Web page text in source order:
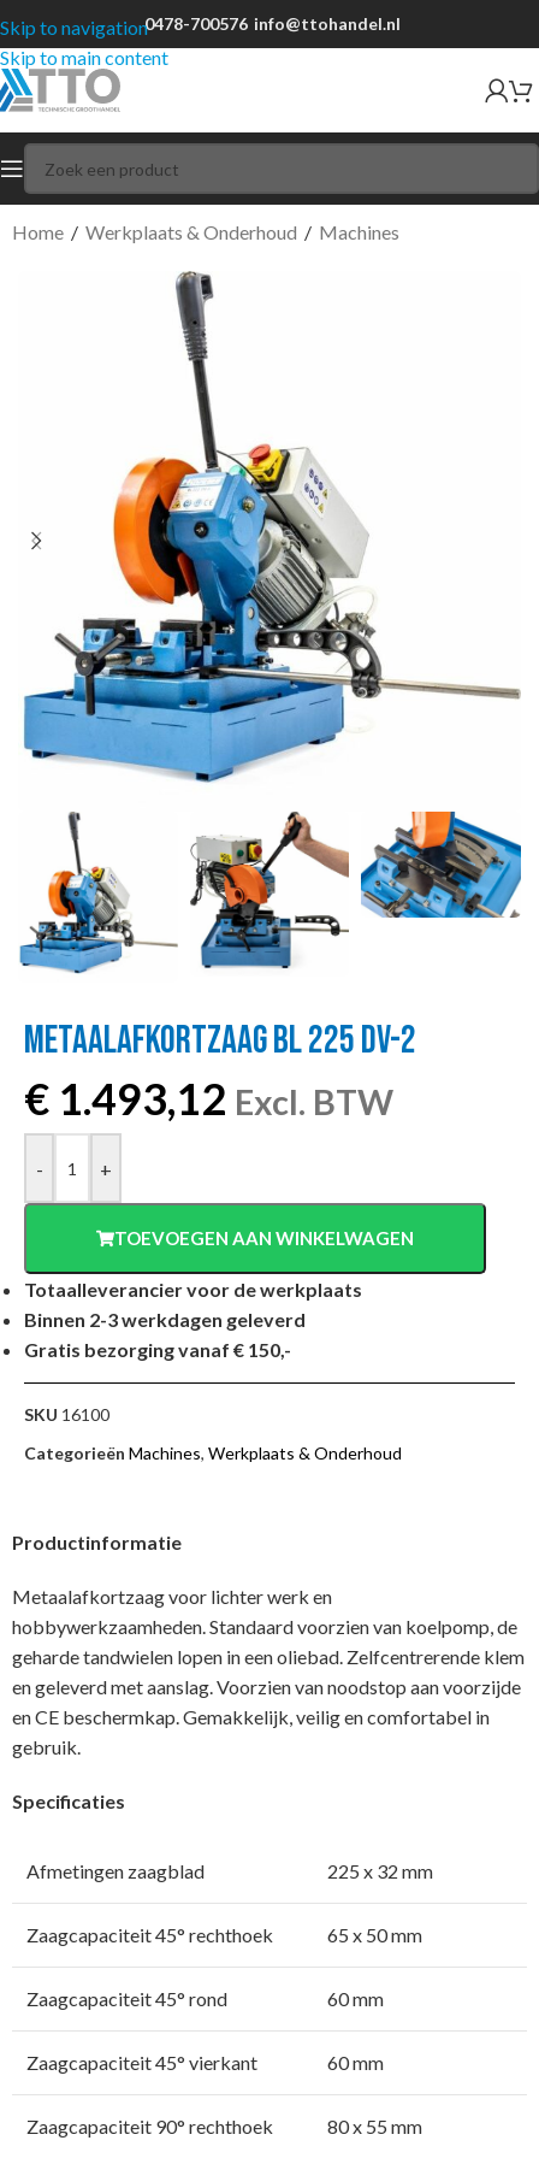
Skip to navigation
Skip to main content
0478-700576 info@ttohandel.nl
Home / Werkplaats & Onderhoud / Machines
METAALAFKORTZAAG BL 225 DV-2
€ 1.493,12 Excl. BTW
- +
TOEVOEGEN AAN WINKELWAGEN
Totaalleverancier voor de werkplaats
Binnen 2-3 werkdagen geleverd
Gratis bezorging vanaf € 150,-
SKU 16100
Categorieën Machines, Werkplaats & Onderhoud
Productinformatie
Metaalafkortzaag voor lichter werk en
hobbywerkzaamheden. Standaard voorzien van koelpomp, de
geharde tandwielen lopen in een oliebad. Zelfcentrerende klem
en geleverd met aanslag. Voorzien van noodstop aan voorzijde
en CE beschermkap. Gemakkelijk, veilig en comfortabel in
gebruik.
Specificaties
Afmetingen zaagblad 225 x 32 mm
Zaagcapaciteit 45° rechthoek 65 x 50 mm
Zaagcapaciteit 45° rond 60 mm
Zaagcapaciteit 45° vierkant 60 mm
Zaagcapaciteit 90° rechthoek 80 x 55 mm